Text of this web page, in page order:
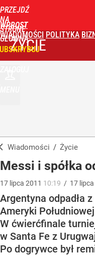
PRZEJDŹ
NA
STRONĘ
GŁÓWNĄ
WPROST
WIADOMOŚCI POLITYKA
ŻYCIE
Wiadomości / Życie
Messi i spółka
17 lipca 2011 10:19 / 17 lipca
Argentyna odpadła
Ameryki
W ćwierćfinale
w Santa Fe z
Po dogrywce był